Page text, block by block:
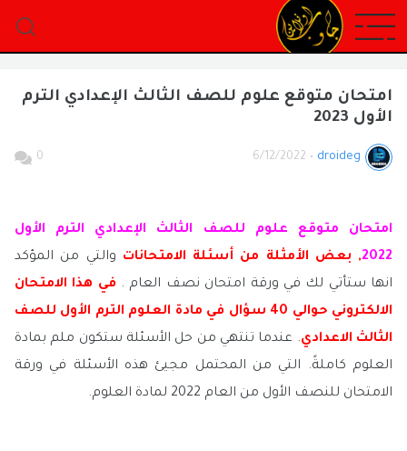
امتحان متوقع علوم للصف الثالث الإعدادي الترم
الأول 2023
droideg
•
6/12/2022
0
امتحان متوقع علوم للصف الثالث الإعدادي الترم الأول
2022
, بعض الأمثلة من أسئلة الامتحانات والتي من المؤكد
انها ستأتي لك في ورقة امتحان نصف العام . في هذا الامتحان
الالكتروني حوالي 40 سؤال في مادة العلوم الترم الأول للصف
الثالث الاعدادي. عندما تنتهي من حل الأسئلة ستكون ملم بمادة
العلوم كاملةً. التي من المحتمل مجيئ هذه الأسئلة في ورقة
الامتحان للنصف الأول من العام 2022 لمادة العلوم.